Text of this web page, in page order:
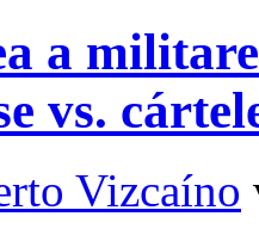
a
vs.
Vizcaíno